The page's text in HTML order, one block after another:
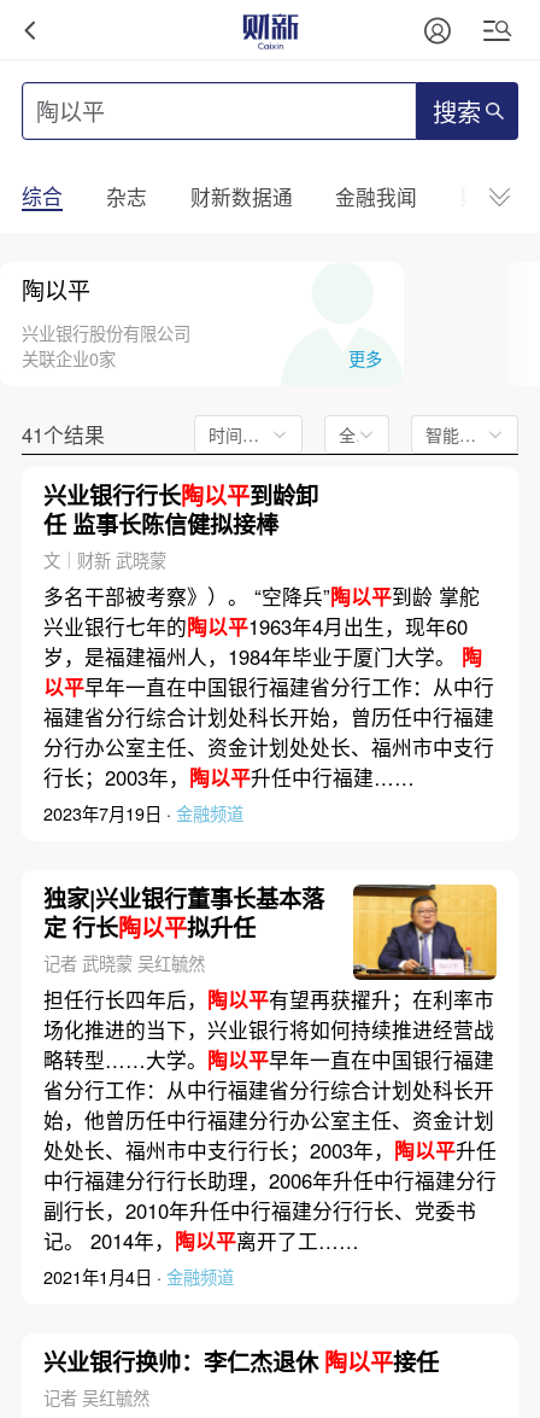
搜索
综合 杂志 财新数据通 金融我闻 财新
陶以平
兴业银行股份有限公司
关联企业0家
更多
41个结果 时间不限 全文 智能排序
兴业银行行长陶以平到龄卸
任 监事长陈信健拟接棒
文｜财新 武晓蒙
多名干部被考察》）。 “空降兵”陶以平到龄 掌舵
兴业银行七年的陶以平1963年4月出生，现年60
岁，是福建福州人，1984年毕业于厦门大学。 陶
以平早年一直在中国银行福建省分行工作：从中行
福建省分行综合计划处科长开始，曾历任中行福建
分行办公室主任、资金计划处处长、福州市中支行
行长；2003年， 陶以平升任中行福建……
2023年7月19日 · 金融频道
独家|兴业银行董事长基本落
定 行长陶以平拟升任
记者 武晓蒙 吴红毓然
担任行长四年后， 陶以平有望再获擢升；在利率市
场化推进的当下，兴业银行将如何持续推进经营战
略转型……大学。 陶以平早年一直在中国银行福建
省分行工作：从中行福建省分行综合计划处科长开
始，他曾历任中行福建分行办公室主任、资金计划
处处长、福州市中支行行长；2003年， 陶以平升任
中行福建分行行长助理，2006年升任中行福建分行
副行长，2010年升任中行福建分行行长、党委书
记。 2014年， 陶以平离开了工……
2021年1月4日 · 金融频道
兴业银行换帅：李仁杰退休陶以平接任
记者 吴红毓然